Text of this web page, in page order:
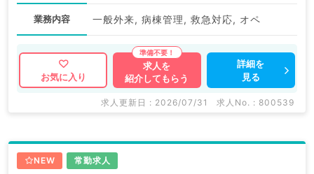
業務内容 一般外来, 病棟管理, 救急対応, オペ
お気に入り
求人を
紹介してもらう
詳細を
見る
求人更新日 : 2026/07/31 求人No. : 800539
NEW 常勤求人